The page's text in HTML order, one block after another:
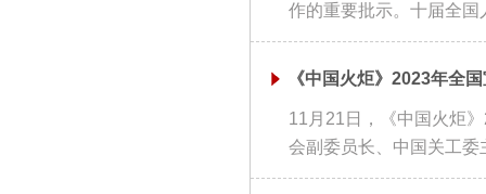
作的重要批示。十届全
《中国火炬》2023年全
11月21日，《中国火炬
会副委员长、中国关工